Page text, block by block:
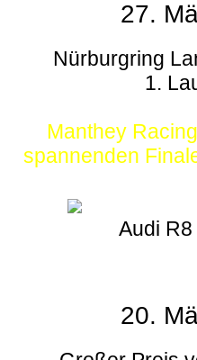
27.
Nürburgring
1.
Manthey
spannenden
Audi
20.